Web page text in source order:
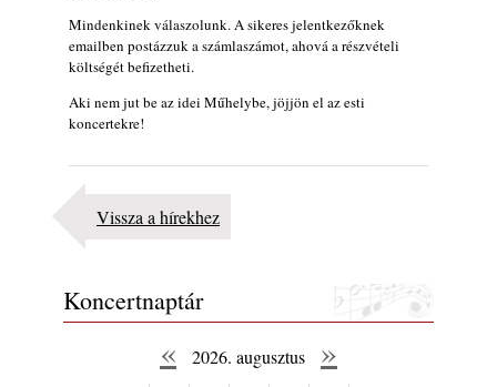
Mindenkinek válaszolunk. A sikeres jelentkezőknek
emailben postázzuk a számlaszámot, ahová a részvételi
költségét befizetheti.
Aki nem jut be az idei Műhelybe, jöjjön el az esti
koncertekre!
Vissza a hírekhez
Koncertnaptár
« 2026. augusztus »